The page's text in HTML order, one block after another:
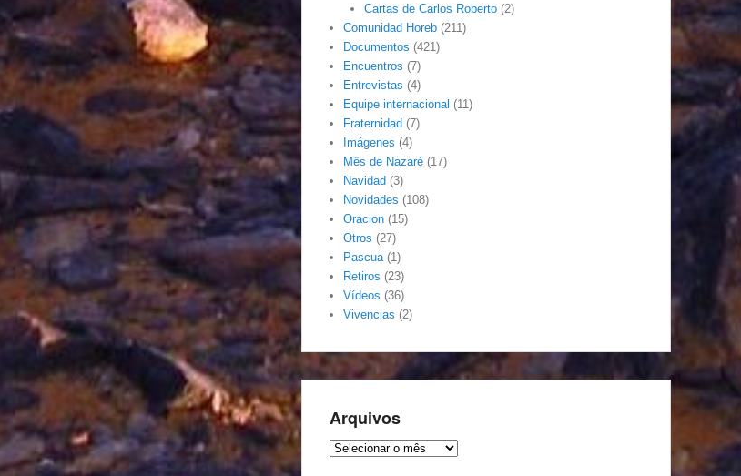
Cartas de Carlos Roberto(2)
Comunidad Horeb (211)
Documentos (421)
Encuentros (7)
Entrevistas (4)
Equipe internacional (11)
Fraternidad (7)
Imágenes (4)
Mês de Nazaré (17)
Navidad (3)
Novidades (108)
Oracion (15)
Otros (27)
Pascua(1)
Retiros (23)
Vídeos (36)
Vivencias (2)
Arquivos
Arquivos